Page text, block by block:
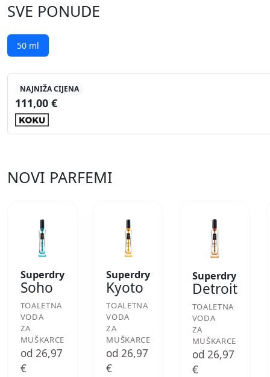
SVE PONUDE
50 ml
NAJNIŽA CIJENA
111,00 €
NOVI PARFEMI
Superdry
Soho
TOALETNA
VODA
ZA
MUŠKARCE
od 26,97
€
Superdry
Kyoto
TOALETNA
VODA
ZA
MUŠKARCE
od 26,97
€
Superdry
Detroit
TOALETNA
VODA
ZA
MUŠKARCE
od 26,97
€